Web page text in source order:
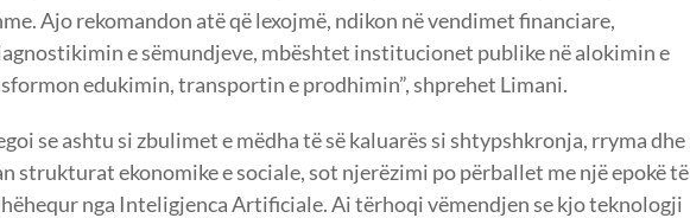
Ajo rekomandon atë që lexojmë, ndikon në vendimet financiare,
e sëmundjeve, mbështet institucionet publike në alokimin e
edukimin, transportin e prodhimin”, shprehet Limani.
se ashtu si zbulimet e mëdha të së kaluarës si shtypshkronja, rryma dhe
strukturat ekonomike e sociale, sot njerëzimi po përballet me një epokë të
nga Inteligjenca Artificiale. Ai tërhoqi vëmendjen se kjo teknologji